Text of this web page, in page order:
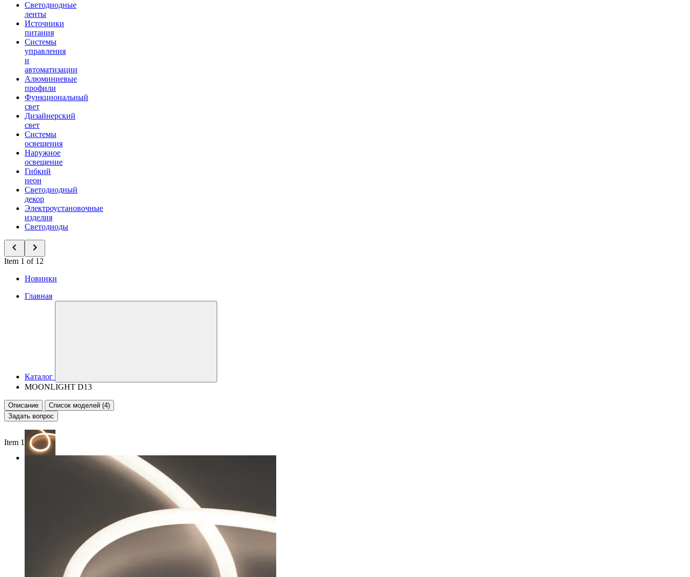
Светодиодные
ленты
Источники
питания
Системы
управления
и
автоматизации
Алюминиевые
профили
Функциональный
свет
Дизайнерский
свет
Системы
освещения
Наружное
освещение
Гибкий
неон
Светодиодный
декор
Электроустановочные
изделия
Светодиоды
Item 1 of 12
Новинки
Главная
Каталог
MOONLIGHT D13
Описание
Список моделей (4)
Задать вопрос
Item 1 of 3